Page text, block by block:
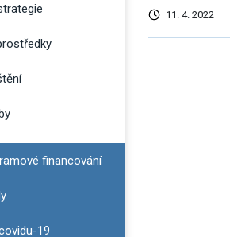
Dotace a programové financování
financování
Evropské fondy
19
11. 4. 2022